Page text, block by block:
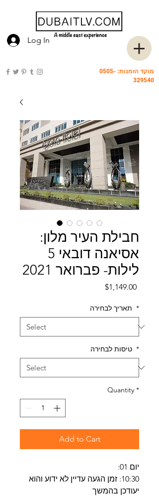
Log In
מוקד הזמנות: 0505-
329540
חבילת העיר מלון:
אסיאנה דובאי 5
לילות- פברואר 2021
$1,149.00Price
*
*
Quantity *
Add to Cart
יום 01:
10:30: זמן הגעה עדיין לא ידוע והוא
יעודכן בהמשך